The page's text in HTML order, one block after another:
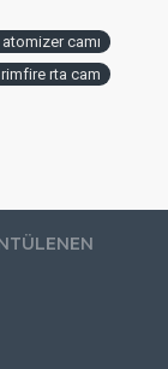
camı
rta cam